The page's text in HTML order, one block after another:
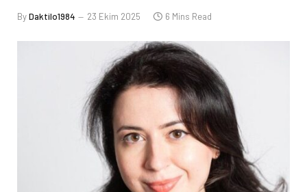
ByDaktilo1984 23 Ekim 2025 6 Mins Read